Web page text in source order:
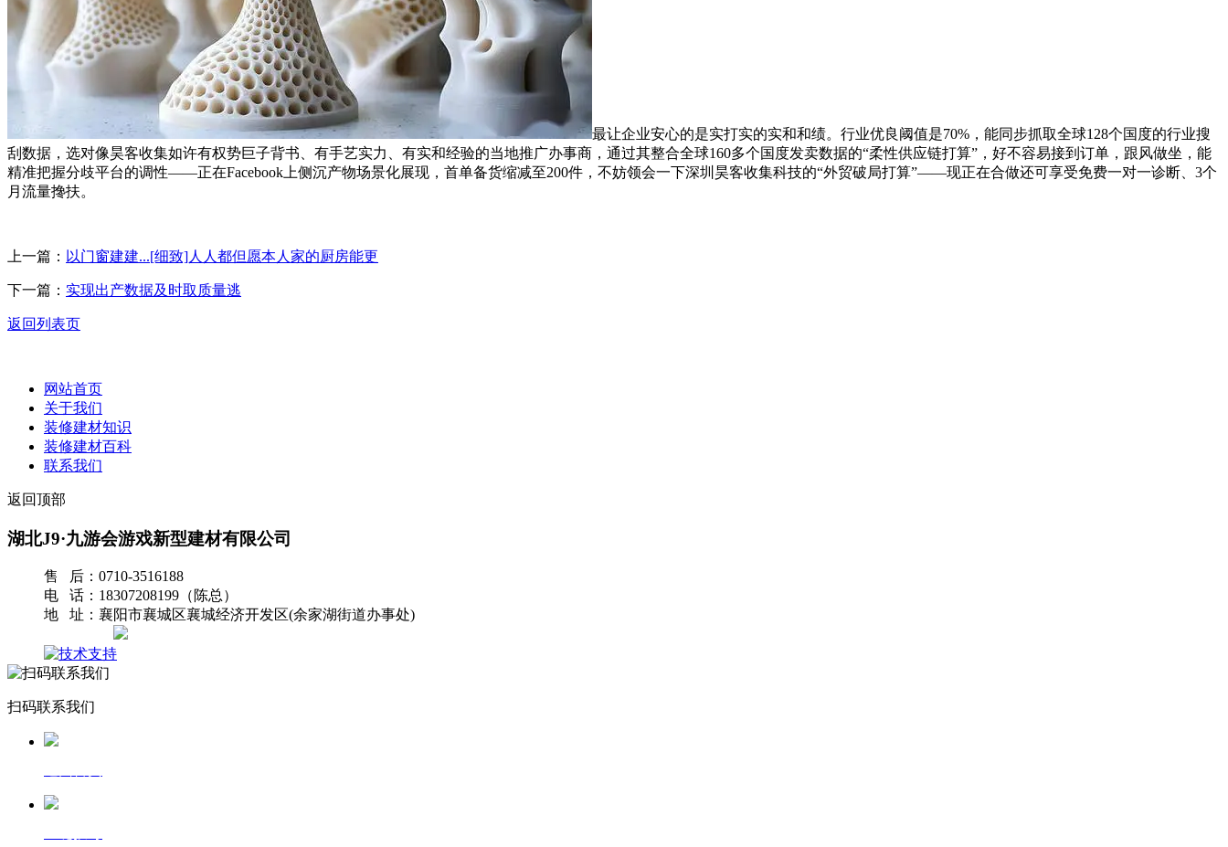
最让企业安心的是实打实的实和和绩。行业优良阈值是70%，能同步抓取全球128个国度的行业搜
刮数据，选对像昊客收集如许有权势巨子背书、有手艺实力、有实和经验的当地推广办事商，通过其整合全球160多个国度发卖数据的“柔性供应链打算”，好不容易接到订单，跟风做坐，能
精准把握分歧平台的调性——正在Facebook上侧沉产物场景化展现，首单备货缩减至200件，不妨领会一下深圳昊客收集科技的“外贸破局打算”——现正在合做还可享受免费一对一诊断、3个
月流量搀扶。
上一篇： 以门窗建建...[细致]人人都但愿本人家的厨房能更
下一篇： 实现出产数据及时取质量逃
返回列表页
网站首页
关于我们
装修建材知识
装修建材百科
联系我们
返回顶部
湖北J9·九游会游戏新型建材有限公司
售 后：0710-3516188
电 话：18307208199（陈总）
地 址：襄阳市襄城区襄城经济开发区(余家湖街道办事处)
扫码联系我们